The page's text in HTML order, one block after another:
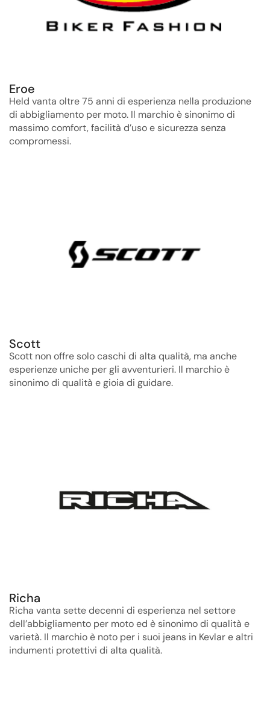
Eroe
Held vanta oltre 75 anni di esperienza nella produzione
di abbigliamento per moto. Il marchio è sinonimo di
massimo comfort, facilità d’uso e sicurezza senza
compromessi.
Scott
Scott non offre solo caschi di alta qualità, ma anche
esperienze uniche per gli avventurieri. Il marchio è
sinonimo di qualità e gioia di guidare.
Richa
Richa vanta sette decenni di esperienza nel settore
dell’abbigliamento per moto ed è sinonimo di qualità e
varietà. Il marchio è noto per i suoi jeans in Kevlar e altri
indumenti protettivi di alta qualità.